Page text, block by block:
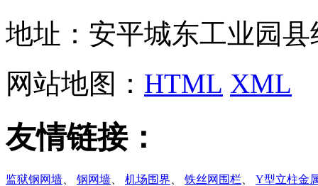
地址：安平城东工业园县
网站地图： HTML XML
友情链接：
监狱钢网墙 钢网墙 机场围界 铁丝网围栏
Y型立柱金